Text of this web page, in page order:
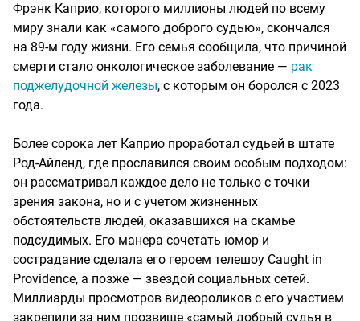
Фрэнк Каприо, которого миллионы людей по всему
миру знали как «самого доброго судью», скончался
на 89-м году жизни. Его семья сообщила, что причиной
смерти стало онкологическое заболевание — рак
поджелудочной железы, с которым он боролся с 2023
года.
Более сорока лет Каприо проработал судьей в штате
Род-Айленд, где прославился своим особым подходом:
он рассматривал каждое дело не только с точки
зрения закона, но и с учетом жизненных
обстоятельств людей, оказавшихся на скамье
подсудимых. Его манера сочетать юмор и
сострадание сделала его героем телешоу Caught in
Providence, а позже — звездой социальных сетей.
Миллиарды просмотров видеороликов с его участием
закрепили за ним прозвище «самый добрый судья в